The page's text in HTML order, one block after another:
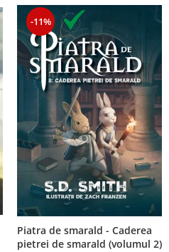
-11%
Piatra de smarald - Caderea
pietrei de smarald (volumul 2)